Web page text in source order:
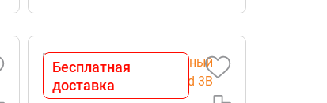
Бесплатная
доставка